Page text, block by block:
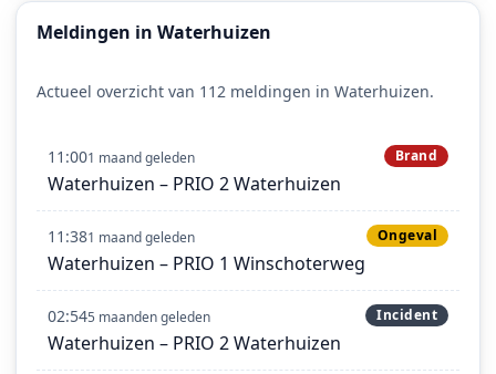
Meldingen in Waterhuizen
Actueel overzicht van 112 meldingen in Waterhuizen.
11:001 maand geleden Brand
Waterhuizen – PRIO 2 Waterhuizen
11:381 maand geleden Ongeval
Waterhuizen – PRIO 1 Winschoterweg
02:545 maanden geleden Incident
Waterhuizen – PRIO 2 Waterhuizen